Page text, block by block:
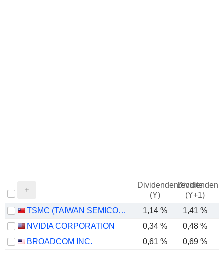
Dividendenrendite
(Y)
(Y+1)
TSMC (TAIWAN SEMICONDUCTOR MANUFACTURING COMPANY) 1,14 %
1,41 %
NVIDIA CORPORATION
0,34 % 0,48 %
BROADCOM INC.
0,61 %
0,69 %